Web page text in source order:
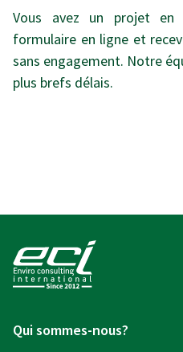
Vous avez un projet en
formulaire en ligne et
sans engagement. Notre
plus brefs délais.
Qui sommes-nous?